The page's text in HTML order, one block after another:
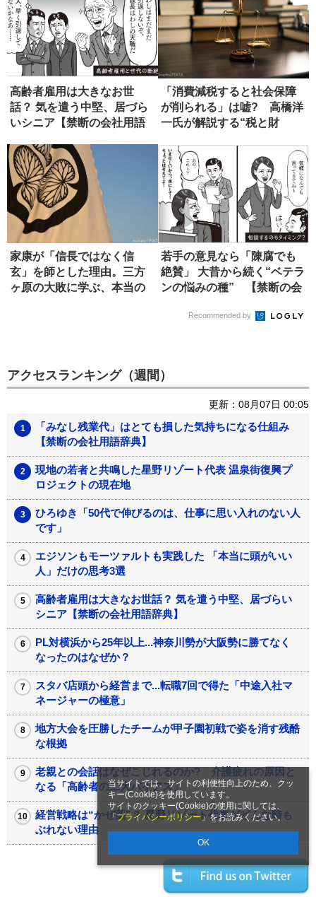
当サイトでは、サイトの利便性向上のため、クッ
キー(Cookie)を使用しています。
サイトのクッキー(Cookie)の使用に関しては、
「プライバシーポリシー 」をお読みください。
OK
高齢者雇用は大きなお世
話？ 気を遣う中堅、居づら
いシニア【禁断の会社用語
「消費減税すると社会保障
が削られる」は嘘? 高橋洋
一氏が解説する“税と財
家康が「信長ではなく信
玄」を師とした理由。三方
ヶ原の大敗に学ぶ、本当の
若手の意見なら「陳腐でも
絶賛」 大昔から続く“ベテラ
ンの悩みの種” 【禁断の会
Recommended by
アクセスランキング（週間）
更新：08月07日 00:05
「みなし残業代」はとても損した気持ちになる仕組み
【禁断の会社用語辞典】
現地の若者と共鳴した星野リゾート代表 温泉街復興プ
ロジェクトの現在地
ひろゆき「50代で伸びるのは、仕事に思い入れのない人
です」
エジソンもモーツァルトも実践した 「本当に頭がいい
人」だけの思考3選
高齢者雇用は大きなお世話？ 気を遣う中堅、居づらい
シニア【禁断の会社用語辞典】
PL対横浜から25年以上...神奈川勢が大阪勢に勝てなく
なったのはなぜか？
スタバ店頭から経営まで...転職7回で得た「中途入社マ
ネージャーの極意」
地方大会を圧勝したチームが甲子園初戦で姿を消す残酷
な根拠
老親との会話はなぜこじれるのか? 介護疲れの原因と
なる「高齢者の二大バイアス」
経営戦略は“かぜ薬”？ 星野リゾート代表がどんな時も
ぶれない理由